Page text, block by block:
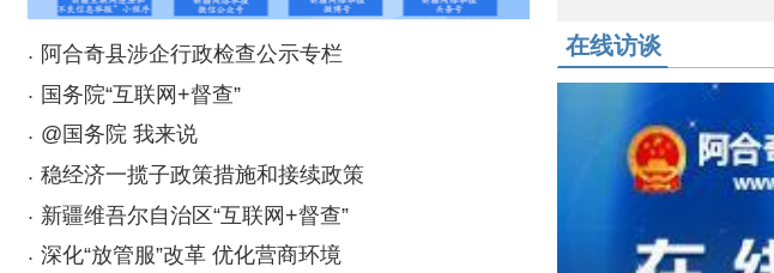
深化“放管服”改革 优化营商环境
电子商务进农村
新时代 新征程 新篇章
数据查询与下载
GDP 财政及储蓄
农业产品产量
工业增加值
人民生活
阿合奇县卫生健康系统在线访谈